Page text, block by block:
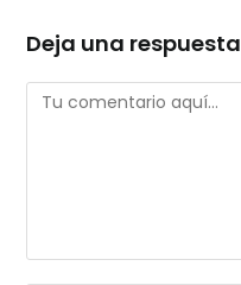
Deja una respuesta
Comentario